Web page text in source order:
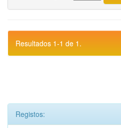
Resultados 1-1 de 1.
Registos: